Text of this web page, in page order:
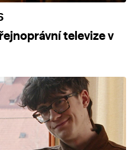
televize v